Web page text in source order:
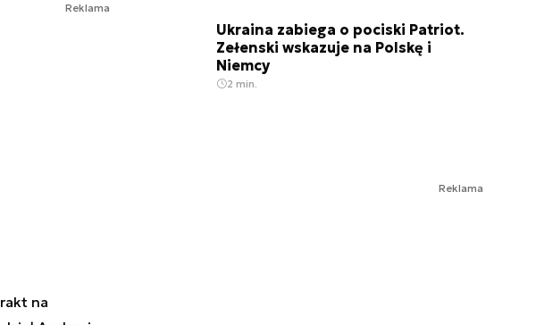
Reklama
na
Ukraina zabiega o pociski Patriot.
Zełenski wskazuje na Polskę i
Niemcy
2 min.
Reklama